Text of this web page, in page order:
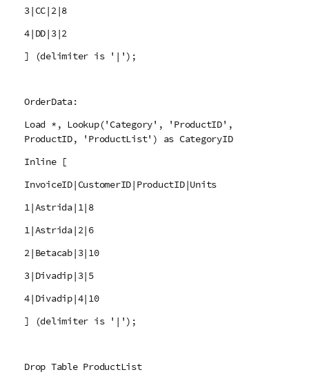
3|CC|2|8
4|DD|3|2
] (delimiter is '|');
OrderData:
Load *, Lookup('Category', 'ProductID',
ProductID, 'ProductList') as CategoryID
Inline [
InvoiceID|CustomerID|ProductID|Units
1|Astrida|1|8
1|Astrida|2|6
2|Betacab|3|10
3|Divadip|3|5
4|Divadip|4|10
] (delimiter is '|');
Drop Table ProductList